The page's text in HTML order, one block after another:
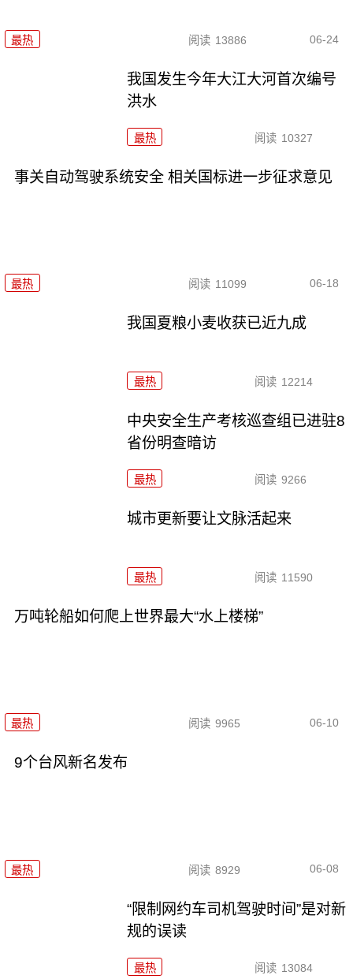
最热 阅读 13886 06-24
我国发生今年大江大河首次编号
洪水
最热 阅读 10327
事关自动驾驶系统安全 相关国标进一步征求意见
最热 阅读 11099 06-18
我国夏粮小麦收获已近九成
最热 阅读 12214
中央安全生产考核巡查组已进驻8
省份明查暗访
最热 阅读 9266
城市更新要让文脉活起来
最热 阅读 11590
万吨轮船如何爬上世界最大“水上楼梯”
最热 阅读 9965 06-10
9个台风新名发布
最热 阅读 8929 06-08
“限制网约车司机驾驶时间”是对新
规的误读
最热 阅读 13084